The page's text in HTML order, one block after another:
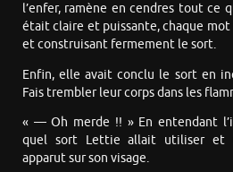
l’enfer, ramène en cendres tout ce
était claire et puissante, chaque
et construisant fermement le sort.
Enfin, elle avait conclu le sort en
Fais trembler leur corps dans les
« — Oh merde !! » En entendant
quel sort Lettie allait utiliser et
apparut sur son visage.